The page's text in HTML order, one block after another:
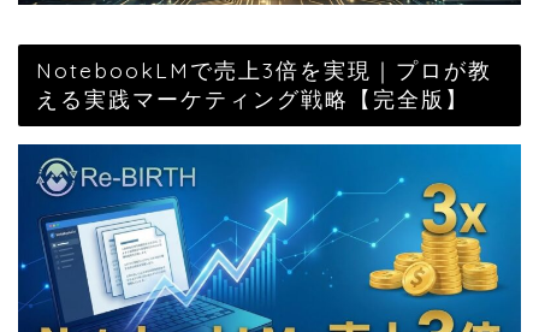
NotebookLMで売上3倍を実現｜プロが教
える実践マーケティング戦略【完全版】